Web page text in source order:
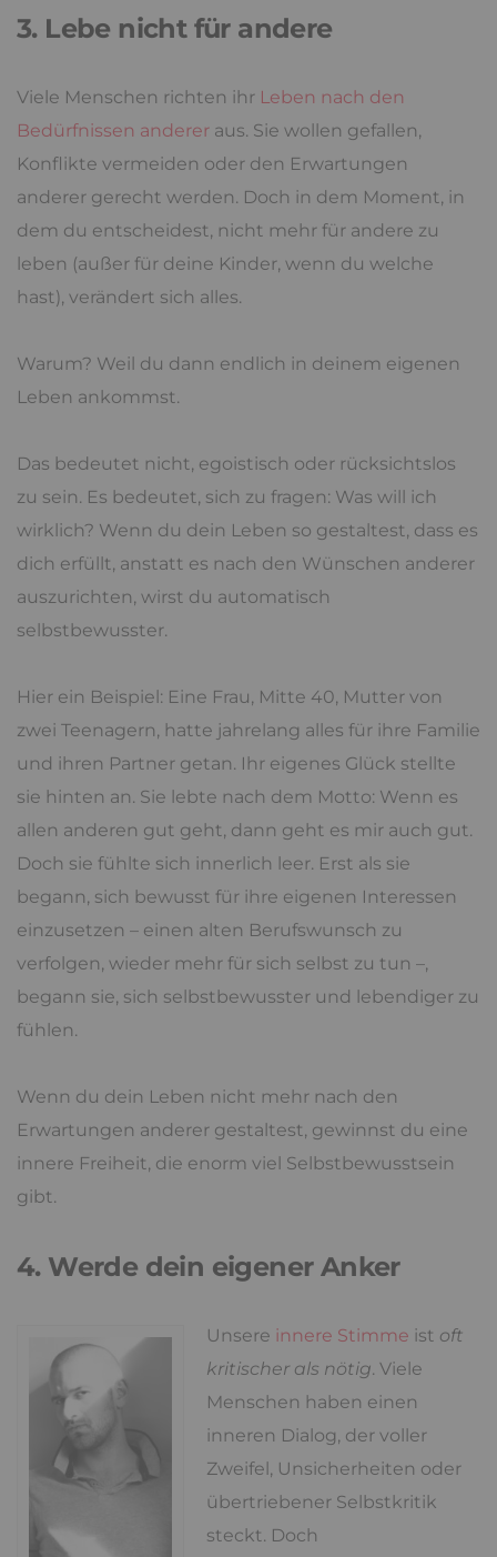
3. Lebe nicht für andere
Viele Menschen richten ihr Leben nach den
Bedürfnissen anderer aus. Sie wollen gefallen,
Konflikte vermeiden oder den Erwartungen
anderer gerecht werden. Doch in dem Moment, in
dem du entscheidest, nicht mehr für andere zu
leben (außer für deine Kinder, wenn du welche
hast), verändert sich alles.
Warum? Weil du dann endlich in deinem eigenen
Leben ankommst.
Das bedeutet nicht, egoistisch oder rücksichtslos
zu sein. Es bedeutet, sich zu fragen: Was will ich
wirklich? Wenn du dein Leben so gestaltest, dass es
dich erfüllt, anstatt es nach den Wünschen anderer
auszurichten, wirst du automatisch
selbstbewusster.
Hier ein Beispiel: Eine Frau, Mitte 40, Mutter von
zwei Teenagern, hatte jahrelang alles für ihre Familie
und ihren Partner getan. Ihr eigenes Glück stellte
sie hinten an. Sie lebte nach dem Motto: Wenn es
allen anderen gut geht, dann geht es mir auch gut.
Doch sie fühlte sich innerlich leer. Erst als sie
begann, sich bewusst für ihre eigenen Interessen
einzusetzen – einen alten Berufswunsch zu
verfolgen, wieder mehr für sich selbst zu tun –,
begann sie, sich selbstbewusster und lebendiger zu
fühlen.
Wenn du dein Leben nicht mehr nach den
Erwartungen anderer gestaltest, gewinnst du eine
innere Freiheit, die enorm viel Selbstbewusstsein
gibt.
4. Werde dein eigener Anker
Unsere innere Stimme ist oft
kritischer als nötig. Viele
Menschen haben einen
inneren Dialog, der voller
Zweifel, Unsicherheiten oder
übertriebener Selbstkritik
steckt. Doch